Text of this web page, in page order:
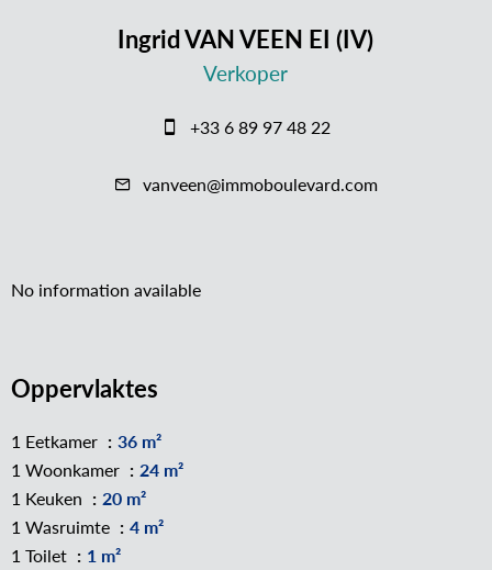
Ingrid VAN VEEN EI (IV)
Verkoper
+33 6 89 97 48 22
vanveen@immoboulevard.com
No information available
Oppervlaktes
1 Eetkamer
36 m²
1 Woonkamer
24 m²
1 Keuken
20 m²
1 Wasruimte
4 m²
1 Toilet
1 m²